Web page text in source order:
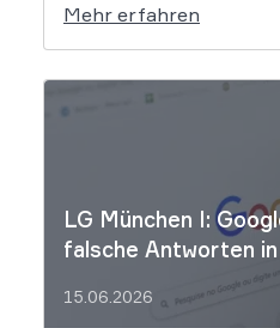
Bewerbungsprozessen
rassistisch
geringeren
digitalen Vorurteile
Allgemeinen
fortschreitende
Mehr erfahren
LG München I:
falsche Antworten
15.06.2026